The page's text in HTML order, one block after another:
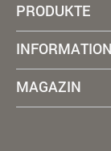
PRODUKTE
INFORMATION
MAGAZIN